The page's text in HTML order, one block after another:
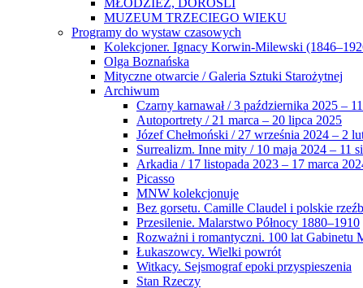
MŁODZIEŻ, DOROŚLI
MUZEUM TRZECIEGO WIEKU
Programy do wystaw czasowych
Kolekcjoner. Ignacy Korwin-Milewski
Olga Boznańska
Mityczne otwarcie / Galeria Sztuki Starożytnej
Archiwum
Czarny karnawał / 3 października 2025 –
Autoportrety / 21 marca – 20 lipca 2025
Józef Chełmoński / 27 września 2024 – 2
Surrealizm. Inne mity / 10 maja 2024 – 11
Arkadia / 17 listopada 2023 – 17 marca
Picasso
MNW kolekcjonuje
Bez gorsetu. Camille Claudel i polskie
Przesilenie. Malarstwo Północy 1880–1910
Rozważni i romantyczni. 100 lat Gabinetu
Łukaszowcy. Wielki powrót
Witkacy. Sejsmograf epoki przyspieszenia
Stan Rzeczy